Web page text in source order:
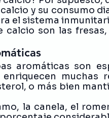
y su consumo
el sistema
son las
aromáticas son
muchas
o más bien
la canela, el